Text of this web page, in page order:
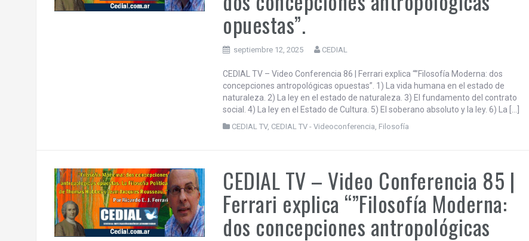
opuestas”.
septiembre 12, 2025 CEDIAL
CEDIAL TV – Video Conferencia 86 | Ferrari explica “”Filosofía Moderna: dos
concepciones antropológicas opuestas”. 1) La vida humana en el estado de
naturaleza. 2) La ley en el estado de naturaleza. 3) El fundamento del contrato
social. 4) La ley en el Estado de Cultura. 5) El soberano absoluto y la ley. 6) La […]
CEDIAL TV, CEDIAL TV - Videoconferencia Filosofía
CEDIAL TV – Video Conferencia 85 |
Ferrari explica “”Filosofía Moderna:
dos concepciones antropológicas